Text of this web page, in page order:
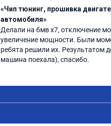
«Чип тюнинг, прошивка
автомобиля»
Делали на бмв х7, отключение
увеличение мощности. Были
ребята решили их. Результатом
машина поехала), спасибо.